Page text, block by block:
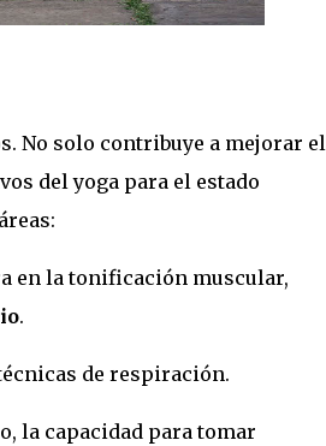
No solo contribuye a mejorar el
del yoga para el estado
en la tonificación muscular,
.
de respiración.
la capacidad para tomar